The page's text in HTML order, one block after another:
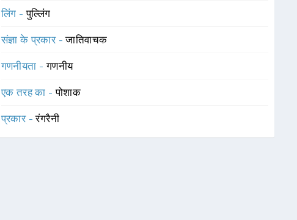
लिंग -पुल्लिंग
संज्ञा के प्रकार -जातिवाचक
गणनीयता -गणनीय
एक तरह का -पोशाक
प्रकार -रंगरैनी